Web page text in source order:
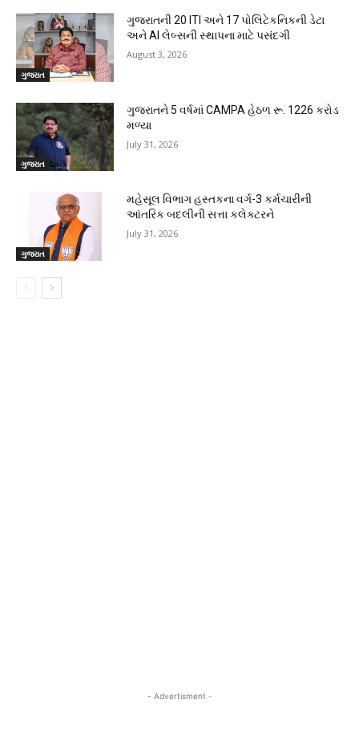
ગુજરાત
ગુજરાતની 20 ITI અને 17 પોલિટેકનિકની ડેટા
અને AI લેબ્સની સ્થાપના માટે પસંદગી
August 3, 2026
ગુજરાત
ગુજરાતને 5 વર્ષમાં CAMPA હેઠળ રૂ. 1226 કરોડ
મળ્યા
July 31, 2026
ગુજરાત
મહેસૂલ વિભાગ હસ્તકના વર્ગ-3 કર્મચારીની
આંતરિક બદલીની સત્તા કલેક્ટરને
July 31, 2026
- Advertisment -